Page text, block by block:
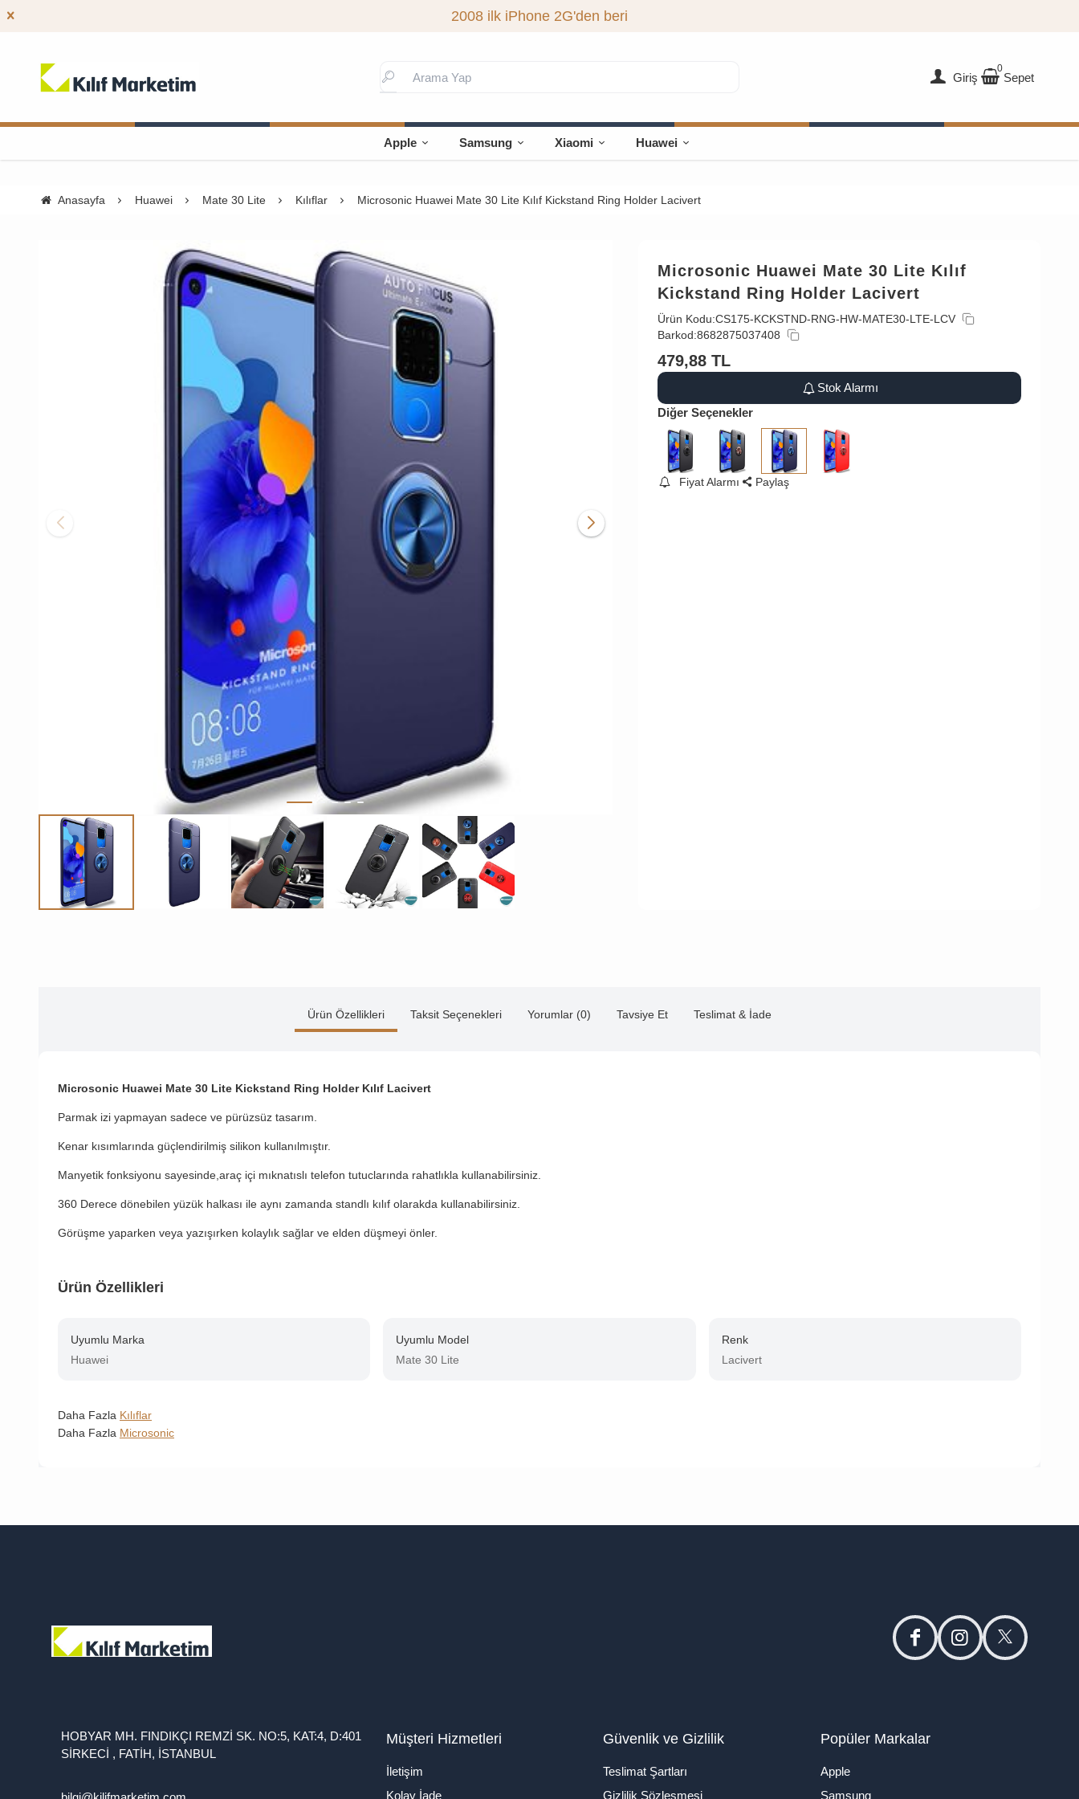
2008 ilk iPhone 2G'den beri
Giriş
0
Sepet
Apple Samsung Xiaomi Huawei
Anasayfa Huawei Mate 30 Lite Kılıflar Microsonic Huawei Mate 30 Lite Kılıf Kickstand Ring Holder Lacivert
Microsonic Huawei Mate 30 Lite Kılıf
Kickstand Ring Holder Lacivert
Ürün Kodu:CS175-KCKSTND-RNG-HW-MATE30-LTE-LCV
Barkod:8682875037408
479,88 TL
Stok Alarmı
Diğer Seçenekler
Fiyat Alarmı Paylaş
Ürün Özellikleri Taksit Seçenekleri Yorumlar (0) Tavsiye Et Teslimat & İade
Microsonic Huawei Mate 30 Lite Kickstand Ring Holder Kılıf Lacivert
Parmak izi yapmayan sadece ve pürüzsüz tasarım.
Kenar kısımlarında güçlendirilmiş silikon kullanılmıştır.
Manyetik fonksiyonu sayesinde,araç içi mıknatıslı telefon tutuclarında rahatlıkla kullanabilirsiniz.
360 Derece dönebilen yüzük halkası ile aynı zamanda standlı kılıf olarakda kullanabilirsiniz.
Görüşme yaparken veya yazışırken kolaylık sağlar ve elden düşmeyi önler.
Ürün Özellikleri
Uyumlu Marka
Huawei
Uyumlu Model
Mate 30 Lite
Renk
Lacivert
Daha Fazla Kılıflar
Daha Fazla Microsonic
facebookinstagramtwitter
HOBYAR MH. FINDIKÇI REMZİ SK. NO:5, KAT:4, D:401
SİRKECİ , FATİH, İSTANBUL
Müşteri Hizmetleri
İletişim
Kolay İade
Güvenlik ve Gizlilik
Teslimat Şartları
Gizlilik Sözleşmesi
Popüler Markalar
Apple
Samsung